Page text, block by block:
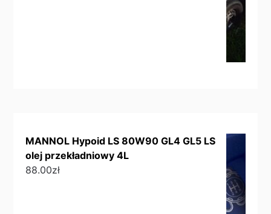
MANNOL Hypoid LS 80W90 GL4 GL5 LS
olej przekładniowy 4L
88.00zł